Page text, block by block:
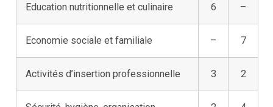
Education nutritionnelle et culinaire 6 –
Economie sociale et familiale – 7
Activités d’insertion professionnelle 3 2